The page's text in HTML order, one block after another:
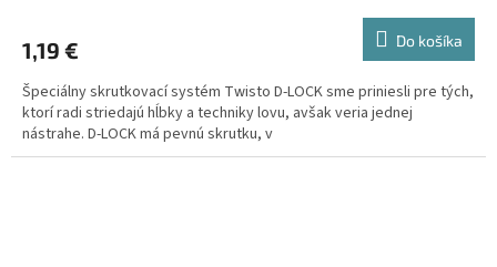
1,19 € Do košíka
Špeciálny skrutkovací systém Twisto D-LOCK sme priniesli pre tých,
ktorí radi striedajú hĺbky a techniky lovu, avšak veria jednej
nástrahe. D-LOCK má pevnú skrutku, v